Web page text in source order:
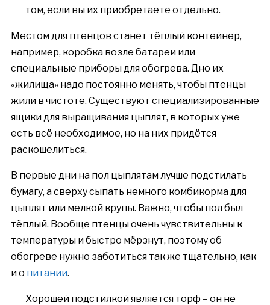
том, если вы их приобретаете отдельно.
Местом для птенцов станет тёплый контейнер,
например, коробка возле батареи или
специальные приборы для обогрева. Дно их
«жилища» надо постоянно менять, чтобы птенцы
жили в чистоте. Существуют специализированные
ящики для выращивания цыплят, в которых уже
есть всё необходимое, но на них придётся
раскошелиться.
В первые дни на пол цыплятам лучше подстилать
бумагу, а сверху сыпать немного комбикорма для
цыплят или мелкой крупы. Важно, чтобы пол был
тёплый. Вообще птенцы очень чувствительны к
температуры и быстро мёрзнут, поэтому об
обогреве нужно заботиться так же тщательно, как
и о питании.
Хорошей подстилкой является торф – он не